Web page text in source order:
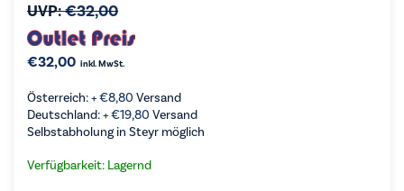
UVP:€32,00
€32,00 inkl. MwSt.
Österreich: +€8,80 Versand
Deutschland: +€19,80 Versand
Selbstabholung in Steyr möglich
Verfügbarkeit: Lagernd